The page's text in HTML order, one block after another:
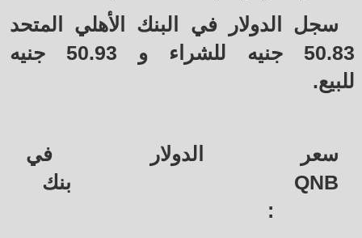
سجل الدولار في البنك الأهلي المتحد
50.83 جنيه للشراء و 50.93 جنيه
للبيع.
سعر الدولار في
QNB
بنك
: